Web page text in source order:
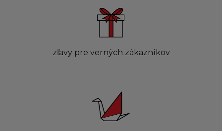
zľavy pre verných zákazníkov